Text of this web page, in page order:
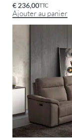
€ 236,00TTC
Ajouter au panier